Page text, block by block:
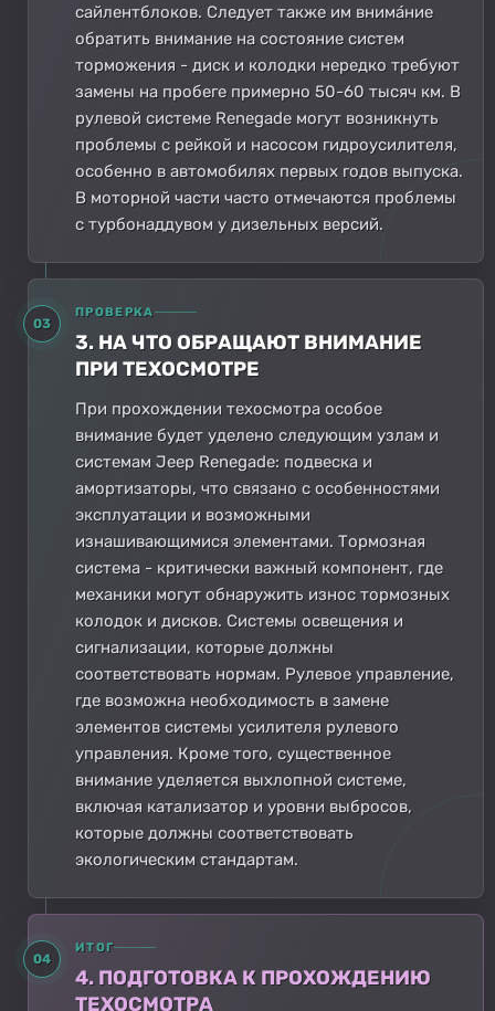
сайлентблоков. Следует также им внима́ние
обратить внимание на состояние систем
торможения - диск и колодки нередко требуют
замены на пробеге примерно 50-60 тысяч км. В
рулевой системе Renegade могут возникнуть
проблемы с рейкой и насосом гидроусилителя,
особенно в автомобилях первых годов выпуска.
В моторной части часто отмечаются проблемы
с турбонаддувом у дизельных версий.
03
ПРОВЕРКА
3. НА ЧТО ОБРАЩАЮТ ВНИМАНИЕ
ПРИ ТЕХОСМОТРЕ
При прохождении техосмотра особое
внимание будет уделено следующим узлам и
системам Jeep Renegade: подвеска и
амортизаторы, что связано с особенностями
эксплуатации и возможными
изнашивающимися элементами. Тормозная
система - критически важный компонент, где
механики могут обнаружить износ тормозных
колодок и дисков. Системы освещения и
сигнализации, которые должны
соответствовать нормам. Рулевое управление,
где возможна необходимость в замене
элементов системы усилителя рулевого
управления. Кроме того, существенное
внимание уделяется выхлопной системе,
включая катализатор и уровни выбросов,
которые должны соответствовать
экологическим стандартам.
04
ИТОГ
4. ПОДГОТОВКА К ПРОХОЖДЕНИЮ
ТЕХОСМОТРА